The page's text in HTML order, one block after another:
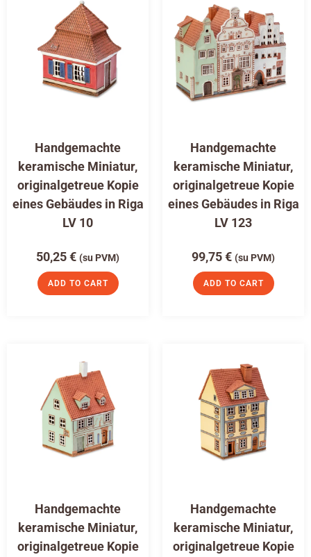
Handgemachte
keramische Miniatur,
originalgetreue Kopie
eines Gebäudes in Riga
LV 10
50,25€ (su PVM)
ADD TO CART
Handgemachte
keramische Miniatur,
originalgetreue Kopie
eines Gebäudes in Riga
LV 123
99,75€ (su PVM)
ADD TO CART
Handgemachte
keramische Miniatur,
originalgetreue Kopie
Handgemachte
keramische Miniatur,
originalgetreue Kopie